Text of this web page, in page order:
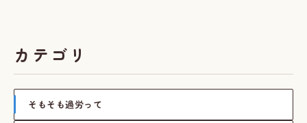
カテゴリ
そもそも過労って